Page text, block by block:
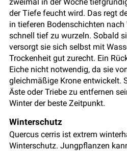
der Tiefe feucht wird. Das regt
in tieferen Bodenschichten
schnell tief zu wurzeln. Sobald
versorgt sie sich selbst mit
Trockenheit gut zurecht. Ein
Eiche nicht notwendig, da sie
gleichmäßige Krone entwickelt.
Äste oder Triebe zu entfernen
Winter der beste Zeitpunkt.
Winterschutz
Quercus cerris ist extrem
Winterschutz. Jungpflanzen